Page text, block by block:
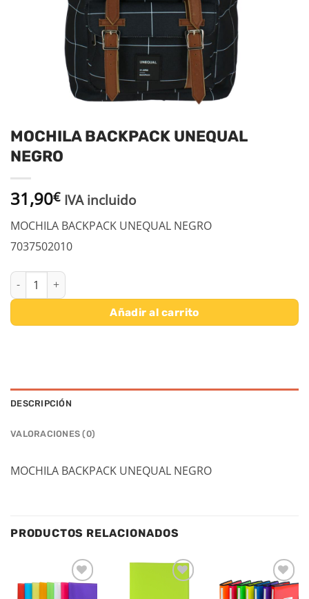
MOCHILA BACKPACK UNEQUAL
NEGRO
31,90€ IVA incluido
MOCHILA BACKPACK UNEQUAL NEGRO
7037502010
MOCHILA BACKPACK UNEQUAL NEGRO cantidad
Añadir al carrito
DESCRIPCIÓN
VALORACIONES (0)
MOCHILA BACKPACK UNEQUAL NEGRO
PRODUCTOS RELACIONADOS
Añadir